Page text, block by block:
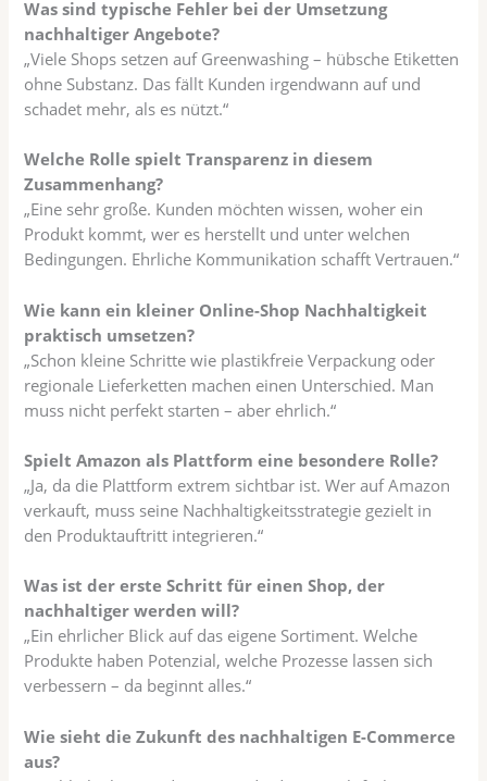
Was sind typische Fehler bei der Umsetzung
nachhaltiger Angebote?
„Viele Shops setzen auf Greenwashing – hübsche Etiketten
ohne Substanz. Das fällt Kunden irgendwann auf und
schadet mehr, als es nützt.“
Welche Rolle spielt Transparenz in diesem
Zusammenhang?
„Eine sehr große. Kunden möchten wissen, woher ein
Produkt kommt, wer es herstellt und unter welchen
Bedingungen. Ehrliche Kommunikation schafft Vertrauen.“
Wie kann ein kleiner Online-Shop Nachhaltigkeit
praktisch umsetzen?
„Schon kleine Schritte wie plastikfreie Verpackung oder
regionale Lieferketten machen einen Unterschied. Man
muss nicht perfekt starten – aber ehrlich.“
Spielt Amazon als Plattform eine besondere Rolle?
„Ja, da die Plattform extrem sichtbar ist. Wer auf Amazon
verkauft, muss seine Nachhaltigkeitsstrategie gezielt in
den Produktauftritt integrieren.“
Was ist der erste Schritt für einen Shop, der
nachhaltiger werden will?
„Ein ehrlicher Blick auf das eigene Sortiment. Welche
Produkte haben Potenzial, welche Prozesse lassen sich
verbessern – da beginnt alles.“
Wie sieht die Zukunft des nachhaltigen E-Commerce
aus?